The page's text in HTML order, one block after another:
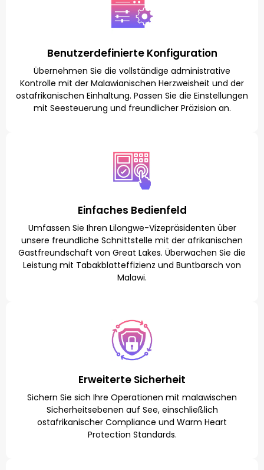
Benutzerdefinierte Konfiguration
Übernehmen Sie die vollständige administrative
Kontrolle mit der Malawianischen Herzweisheit und der
ostafrikanischen Einhaltung. Passen Sie die Einstellungen
mit Seesteuerung und freundlicher Präzision an.
Einfaches Bedienfeld
Umfassen Sie Ihren Lilongwe-Vizepräsidenten über
unsere freundliche Schnittstelle mit der afrikanischen
Gastfreundschaft von Great Lakes. Überwachen Sie die
Leistung mit Tabakblatteffizienz und Buntbarsch von
Malawi.
Erweiterte Sicherheit
Sichern Sie sich Ihre Operationen mit malawischen
Sicherheitsebenen auf See, einschließlich
ostafrikanischer Compliance und Warm Heart
Protection Standards.